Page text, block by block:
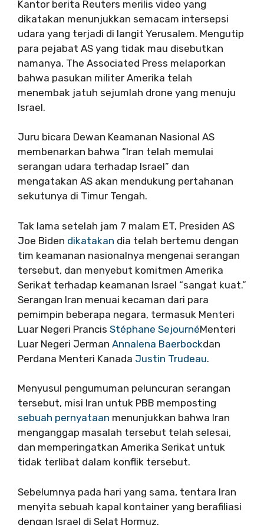
Kantor berita Reuters merilis video yang
dikatakan menunjukkan semacam intersepsi
udara yang terjadi di langit Yerusalem. Mengutip
para pejabat AS yang tidak mau disebutkan
namanya, The Associated Press melaporkan
bahwa pasukan militer Amerika telah
menembak jatuh sejumlah drone yang menuju
Israel.
Juru bicara Dewan Keamanan Nasional AS
membenarkan bahwa “Iran telah memulai
serangan udara terhadap Israel” dan
mengatakan AS akan mendukung pertahanan
sekutunya di Timur Tengah.
Tak lama setelah jam 7 malam ET, Presiden AS
Joe Biden dikatakan dia telah bertemu dengan
tim keamanan nasionalnya mengenai serangan
tersebut, dan menyebut komitmen Amerika
Serikat terhadap keamanan Israel “sangat kuat.”
Serangan Iran menuai kecaman dari para
pemimpin beberapa negara, termasuk Menteri
Luar Negeri Prancis Stéphane SejournéMenteri
Luar Negeri Jerman Annalena Baerbockdan
Perdana Menteri Kanada Justin Trudeau.
Menyusul pengumuman peluncuran serangan
tersebut, misi Iran untuk PBB memposting
sebuah pernyataan menunjukkan bahwa Iran
menganggap masalah tersebut telah selesai,
dan memperingatkan Amerika Serikat untuk
tidak terlibat dalam konflik tersebut.
Sebelumnya pada hari yang sama, tentara Iran
menyita sebuah kapal kontainer yang berafiliasi
dengan Israel di Selat Hormuz.